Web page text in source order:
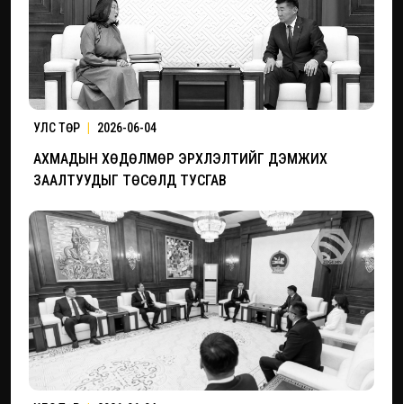
УЛС ТӨР 2026-06-04
АХМАДЫН ХӨДӨЛМӨР ЭРХЛЭЛТИЙГ ДЭМЖИХ
ЗААЛТУУДЫГ ТӨСӨЛД ТУСГАВ